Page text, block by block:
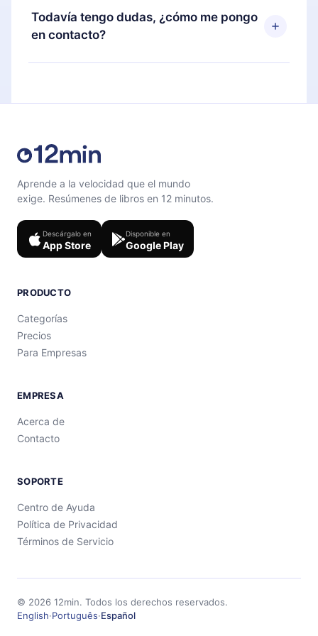
También puedes leer o escuchar tus títulos
favoritos sin conexión y desafiarte con un
puedes cancelar en cualquier momento y el
próximo ciclo de facturación no ocurrirá.
Todavía tengo dudas, ¿cómo me pongo
en contacto?
Siéntete libre de contactarnos en
Aprende a la velocidad que el mundo
exige. Resúmenes de libros en 12 minutos.
Descárgalo en
App Store
Disponible en
Google Play
PRODUCTO
Categorías
Precios
Para Empresas
EMPRESA
Acerca de
Contacto
SOPORTE
Centro de Ayuda
Política de Privacidad
Términos de Servicio
© 2026 12min. Todos los derechos reservados.
English·Português·Español